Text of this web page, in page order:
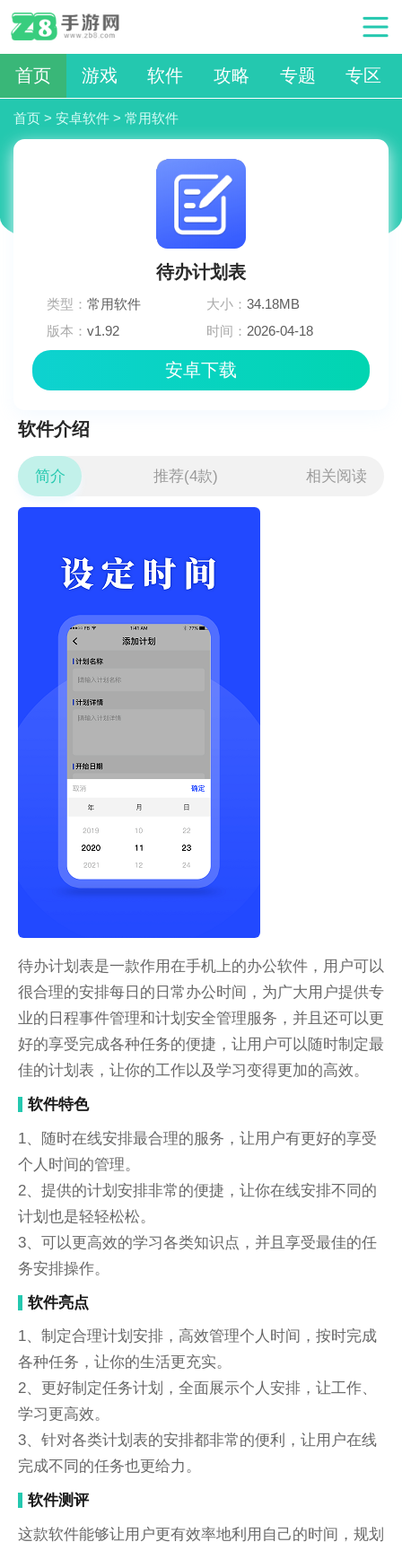
首页 游戏 软件 攻略 专题 专区
首页 > 安卓软件 > 常用软件
待办计划表
类型：常用软件 大小：34.18MB
版本：v1.92 时间： 2026-04-18
安卓下载
软件介绍
简介 推荐(4款) 相关阅读
待办计划表是一款作用在手机上的办公软件，用户可以
很合理的安排每日的日常办公时间，为广大用户提供专
业的日程事件管理和计划安全管理服务，并且还可以更
好的享受完成各种任务的便捷，让用户可以随时制定最
佳的计划表，让你的工作以及学习变得更加的高效。
软件特色
1、随时在线安排最合理的服务，让用户有更好的享受
个人时间的管理。
2、提供的计划安排非常的便捷，让你在线安排不同的
计划也是轻轻松松。
3、可以更高效的学习各类知识点，并且享受最佳的任
务安排操作。
软件亮点
1、制定合理计划安排，高效管理个人时间，按时完成
各种任务，让你的生活更充实。
2、更好制定任务计划，全面展示个人安排，让工作、
学习更高效。
3、针对各类计划表的安排都非常的便利，让用户在线
完成不同的任务也更给力。
软件测评
这款软件能够让用户更有效率地利用自己的时间，规划